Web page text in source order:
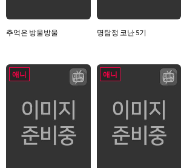
추억은 방울방울 명탐정 코난 5기
애니 애니